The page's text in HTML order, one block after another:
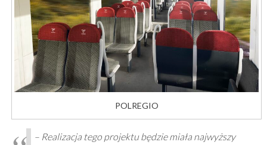
POLREGIO
– Realizacja tego projektu będzie miała najwyższy